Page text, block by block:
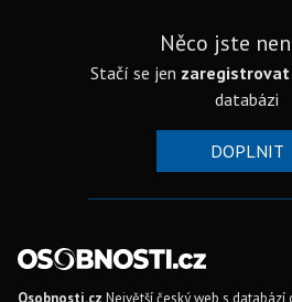
Něco jste
Stačí se jen zaregistrovat
databázi
DOPLNIT
Osobnosti.cz Největší český web s databází